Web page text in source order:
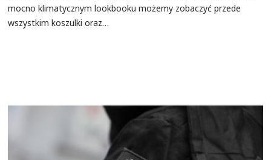
mocno klimatycznym lookbooku możemy zobaczyć przede
wszystkim koszulki oraz…